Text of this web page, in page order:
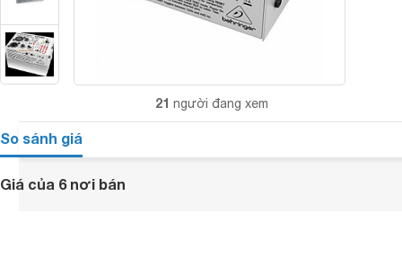
21 người đang xem
So sánh giá
Giá của 6 nơi bán